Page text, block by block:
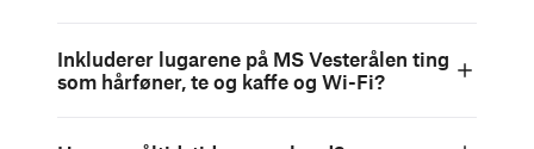
Inkluderer lugarene på MS Vesterålen ting
som hårføner, te og kaffe og Wi-Fi?